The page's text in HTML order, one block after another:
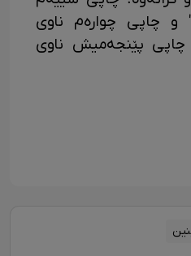
و چاپی چوارەم ناوی
پێنجەمیش ناوی